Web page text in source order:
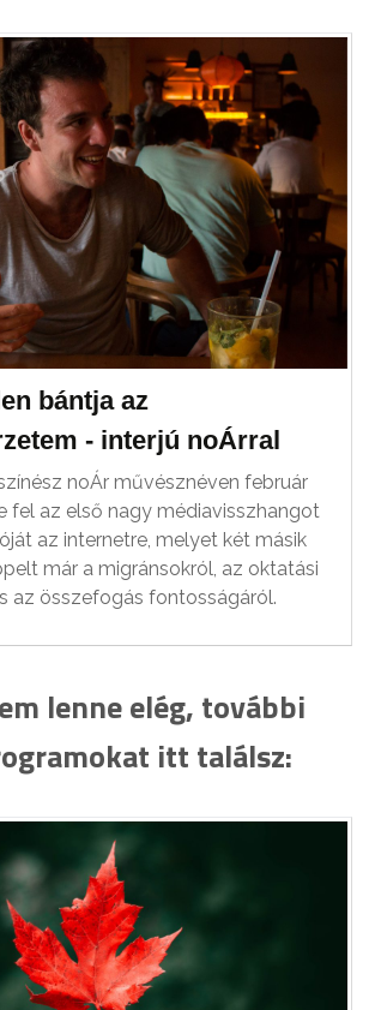
bántja az
- interjú noÁrral
noÁr művésznéven február
fel az első nagy médiavisszhangot
az internetre, melyet két másik
már a migránsokról, az oktatási
az összefogás fontosságáról.
lenne elég, további
itt találsz: